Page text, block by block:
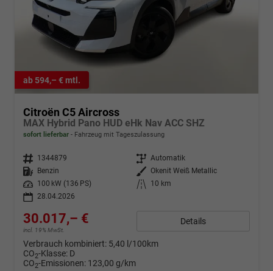
ab 594,– € mtl.
Citroën C5 Aircross
MAX Hybrid Pano HUD eHk Nav ACC SHZ
sofort lieferbar Fahrzeug mit Tageszulassung
Fahrzeugnr. 1344879 Getriebe Automatik
Kraftstoff
Benzin Außenfarbe Okenit Weiß Metallic
Leistung
100 kW (136 PS) Kilometerstand
10 km
28.04.2026
30.017,– €
incl. 19% MwSt.
Details
Verbrauch kombiniert: 5,40 l/100km
CO2-Klasse: D
CO2-Emissionen: 123,00 g/km